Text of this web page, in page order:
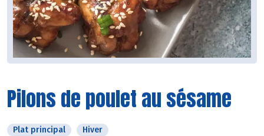
Pilons de poulet au sésame
Plat principal Hiver